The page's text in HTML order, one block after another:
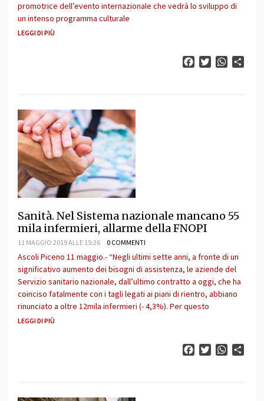
promotrice dell’evento internazionale che vedrà lo sviluppo di
un intenso programma culturale
LEGGI DI PIÙ
FacebookTwitter
Sanità. Nel Sistema nazionale mancano 55
mila infermieri, allarme della FNOPI
11 MAGGIO 2019 ALLE 15:26 0 COMMENTI
Ascoli Piceno 11 maggio.- “Negli ultimi sette anni, a fronte di un
significativo aumento dei bisogni di assistenza, le aziende del
Servizio sanitario nazionale, dall’ultimo contratto a oggi, che ha
coinciso fatalmente con i tagli legati ai piani di rientro, abbiano
rinunciato a oltre 12mila infermieri (- 4,3%). Per questo
LEGGI DI PIÙ
FacebookTwitter